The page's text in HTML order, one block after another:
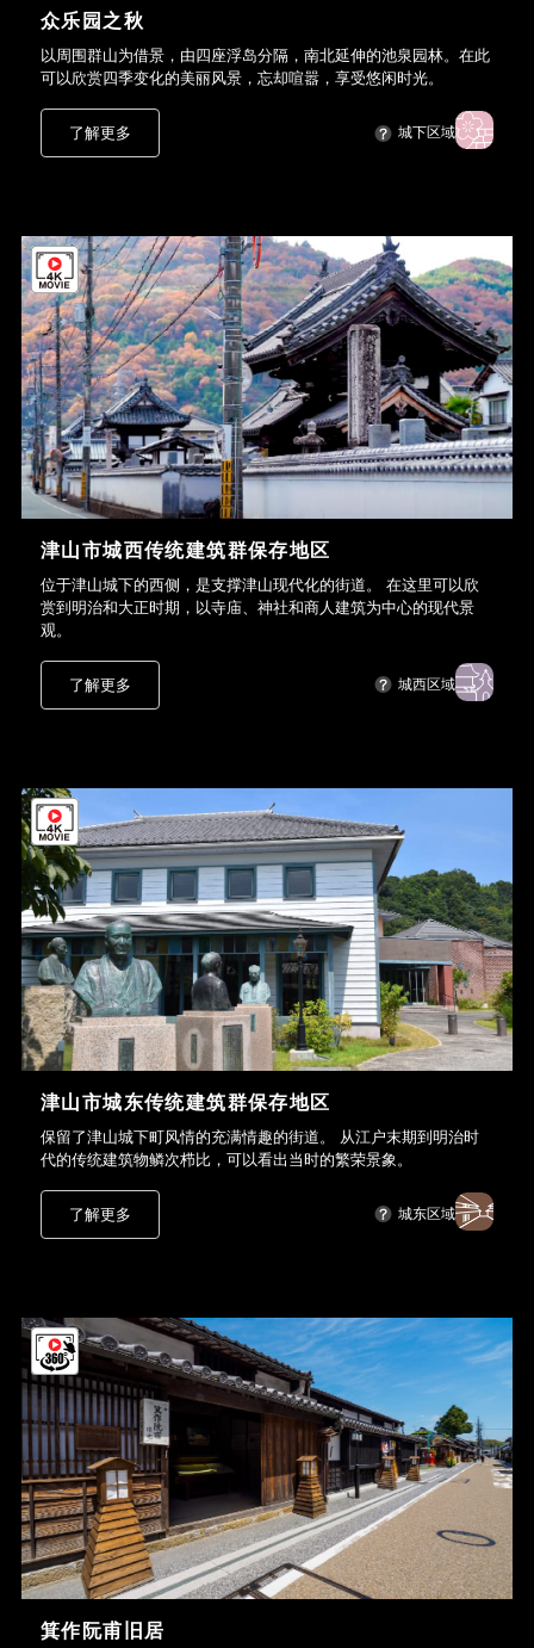
众乐园之秋
以周围群山为借景，由四座浮岛分隔，南北延伸的池泉园林。在此
可以欣赏四季变化的美丽风景，忘却喧嚣，享受悠闲时光。
了解更多 城下区域
津山市城西传统建筑群保存地区
位于津山城下的西侧，是支撑津山现代化的街道。 在这里可以欣
赏到明治和大正时期，以寺庙、神社和商人建筑为中心的现代景
观。
了解更多 城西区域
津山市城东传统建筑群保存地区
保留了津山城下町风情的充满情趣的街道。 从江户末期到明治时
代的传统建筑物鳞次栉比，可以看出当时的繁荣景象。
了解更多 城东区域
箕作阮甫旧居